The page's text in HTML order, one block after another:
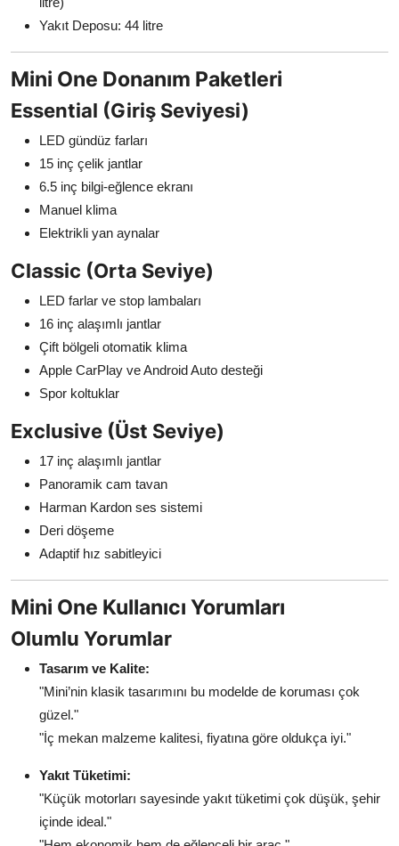
Yakıt Deposu: 44 litre
Mini One Donanım Paketleri
Essential (Giriş Seviyesi)
LED gündüz farları
15 inç çelik jantlar
6.5 inç bilgi-eğlence ekranı
Manuel klima
Elektrikli yan aynalar
Classic (Orta Seviye)
LED farlar ve stop lambaları
16 inç alaşımlı jantlar
Çift bölgeli otomatik klima
Apple CarPlay ve Android Auto desteği
Spor koltuklar
Exclusive (Üst Seviye)
17 inç alaşımlı jantlar
Panoramik cam tavan
Harman Kardon ses sistemi
Deri döşeme
Adaptif hız sabitleyici
Mini One Kullanıcı Yorumları
Olumlu Yorumlar
Tasarım ve Kalite:
"Mini’nin klasik tasarımını bu modelde de koruması çok
güzel."
"İç mekan malzeme kalitesi, fiyatına göre oldukça iyi."
Yakıt Tüketimi:
"Küçük motorları sayesinde yakıt tüketimi çok düşük, şehir
içinde ideal."